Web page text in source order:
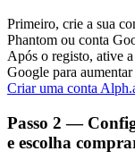
Aprenda a
Primeiro, crie a sua
Phantom ou conta
Após o registo, ative
Google para
Criar uma conta
Passo 2 —
e escolha